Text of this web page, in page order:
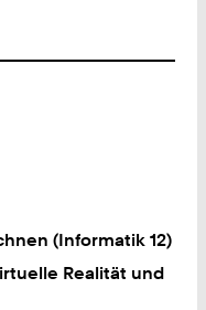
(Informatik 12)
Realität und